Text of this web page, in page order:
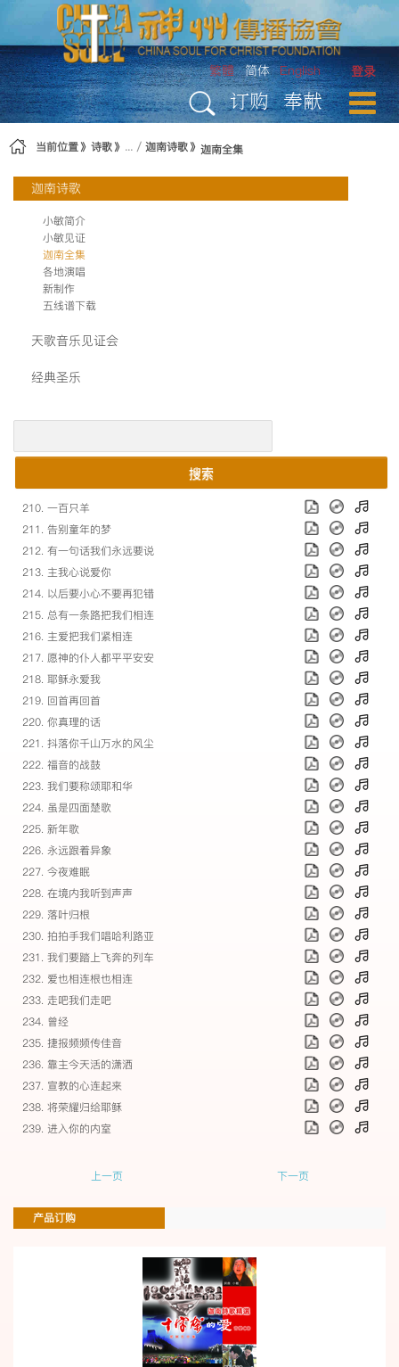
跳转到内容
登录
繁體 简体 English
订购 奉献
当前位置 诗歌 迦南诗歌 迦南全集
迦南诗歌
小敏简介
小敏见证
迦南全集
各地演唱
新制作
五线谱下载
天歌音乐见证会
经典圣乐
搜索
210. 一百只羊
211. 告别童年的梦
212. 有一句话我们永远要说
213. 主我心说爱你
214. 以后要小心不要再犯错
215. 总有一条路把我们相连
216. 主爱把我们紧相连
217. 愿神的仆人都平平安安
218. 耶稣永爱我
219. 回首再回首
220. 你真理的话
221. 抖落你千山万水的风尘
222. 福音的战鼓
223. 我们要称颂耶和华
224. 虽是四面楚歌
225. 新年歌
226. 永远跟着异象
227. 今夜难眠
228. 在境内我听到声声
229. 落叶归根
230. 拍拍手我们唱哈利路亚
231. 我们要踏上飞奔的列车
232. 爱也相连根也相连
233. 走吧我们走吧
234. 曾经
235. 捷报频频传佳音
236. 靠主今天活的潇洒
237. 宣教的心连起来
238. 将荣耀归给耶稣
239. 进入你的内室
上一页 下一页
产品订购